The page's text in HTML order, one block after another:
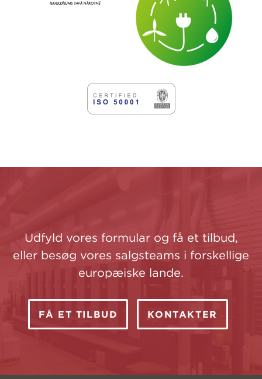
Udfyld vores formular og få et tilbud,
eller besøg vores salgsteams i forskellige
europæiske lande.
FÅ ET TILBUD KONTAKTER